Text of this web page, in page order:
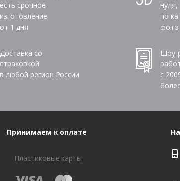
есть срочное
изготовление
от 1 дня
нуля,
по
фото
Доставка со
страховкой
в любой регион России
Шоу-
с
более
Принимаем к оплате
Пластиковые карты